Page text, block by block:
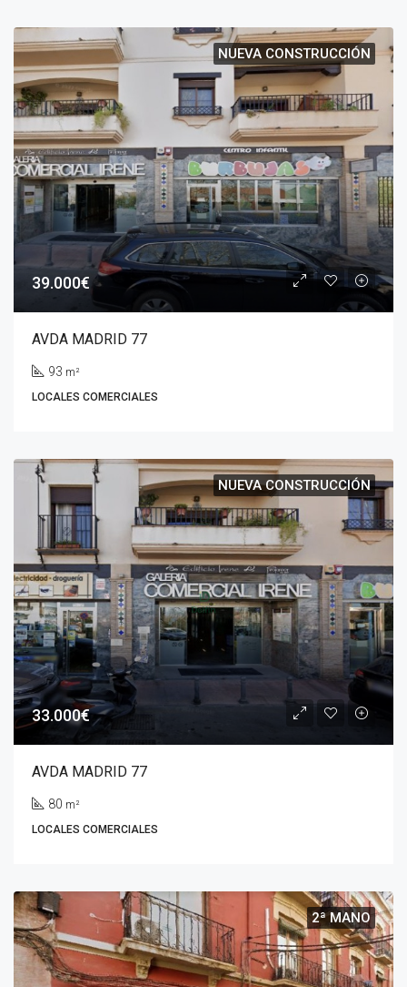
NUEVA CONSTRUCCIÓN
39.000€
AVDA MADRID 77
93 m²
LOCALES COMERCIALES
NUEVA CONSTRUCCIÓN
33.000€
AVDA MADRID 77
80 m²
LOCALES COMERCIALES
2ª MANO